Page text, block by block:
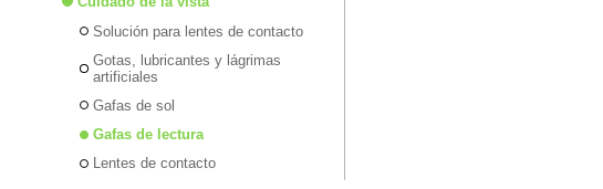
Solución para lentes de contacto
Gotas, lubricantes y lágrimas
artificiales
Gafas de sol
Gafas de lectura
Lentes de contacto